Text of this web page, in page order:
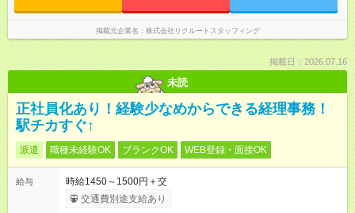
掲載元企業名 株式会社リクルートスタッフィング
掲載日：2026.07.16
未読
正社員化あり！経験少なめからできる経理事務！
駅チカすぐ↑
派遣 職種未経験OK ブランクOK WEB登録・面接OK
給与
時給1450～1500円＋交
交通費別途支給あり